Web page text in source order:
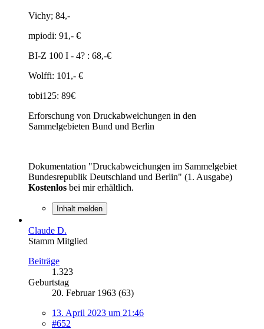
Vichy; 84,-
mpiodi: 91,- €
BI-Z 100 I - 4? : 68,-€
Wolffi: 101,- €
tobi125: 89€
Erforschung von Druckabweichungen in den
Sammelgebieten Bund und Berlin
Dokumentation "Druckabweichungen im Sammelgebiet
Bundesrepublik Deutschland und Berlin" (1. Ausgabe)
Kostenlos bei mir erhältlich.
Inhalt melden
Claude D.
Stamm Mitglied
Beiträge
1.323
Geburtstag
20. Februar 1963 (63)
13. April 2023 um 21:46
#652